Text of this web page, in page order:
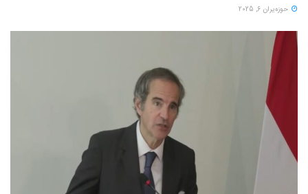
حوزه‌یران 6, 2025